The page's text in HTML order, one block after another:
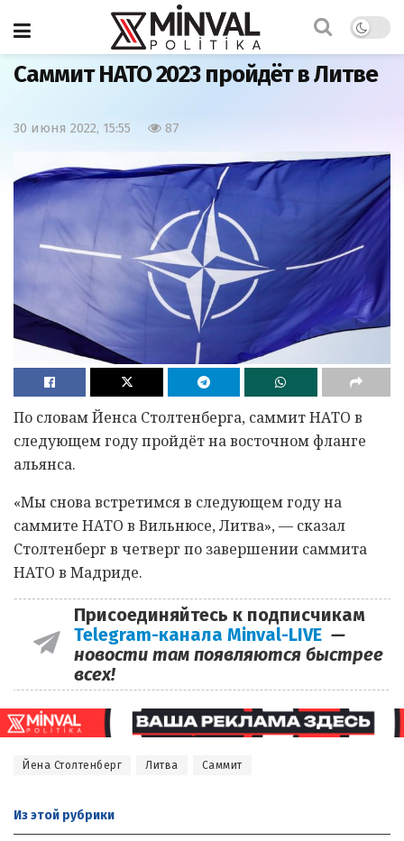
Главная
Саммит НАТО 2023 пройдёт в Литве
30 июня 2022, 15:55 87
По словам Йенса Столтенберга, саммит НАТО в
следующем году пройдёт на восточном фланге
альянса.
«Мы снова встретимся в следующем году на
саммите НАТО в Вильнюсе, Литва», — сказал
Столтенберг в четверг по завершении саммита
НАТО в Мадриде.
Присоединяйтесь к подписчикам
Telegram-канала Minval-LIVE —
новости там появляются быстрее
всех!
Йена Столтенберг Литва Саммит
Из этой рубрики